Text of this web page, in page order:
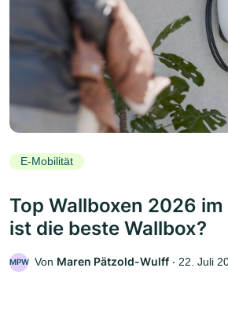
E-Mobilität
Top Wallboxen 2026 im
ist die beste Wallbox?
MPW Von Maren Pätzold-Wulff ‧ 22. Juli